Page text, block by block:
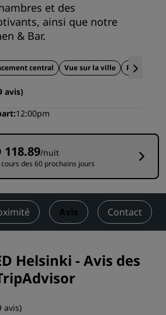
et des
ainsi que notre
& Bar.
central Vue sur la ville Proche
avis)
12:00pm
118.89/nuit
des 60 prochains jours
Avis Contact
Helsinki - Avis des
avis)